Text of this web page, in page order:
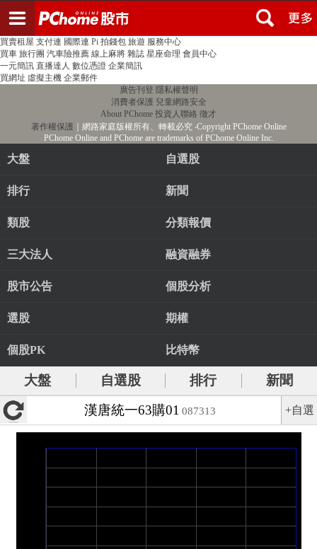
PChome首頁 線上購物 24h購物 書店
買賣租屋 支付連 國際連 Pi 拍錢包 旅遊 服務中心
買車 旅行團 汽車險推薦 線上麻將 雜誌 星座命理 會員中心
一元簡訊 直播達人 數位憑證 企業簡訊
買網址 虛擬主機 企業郵件
廣告刊登 隱私權聲明
消費者保護 兒童網路安全
About PChome 投資人聯絡 徵才
著作權保護 ｜網路家庭版權所有、轉載必究‧Copyright PChome Online
PChome Online and PChome are trademarks of PChome Online Inc.
大盤 自選股
排行 新聞
類股 分類報價
三大法人 融資融券
股市公告 個股分析
選股 期權
個股PK 比特幣
大盤 自選股 排行
新聞
漢唐統一63購01 087313 +自選